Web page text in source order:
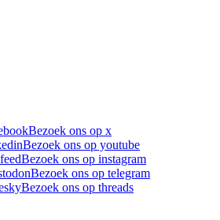
Bezoek ons op x
Bezoek ons op youtube
Bezoek ons op instagram
Bezoek ons op telegram
Bezoek ons op threads